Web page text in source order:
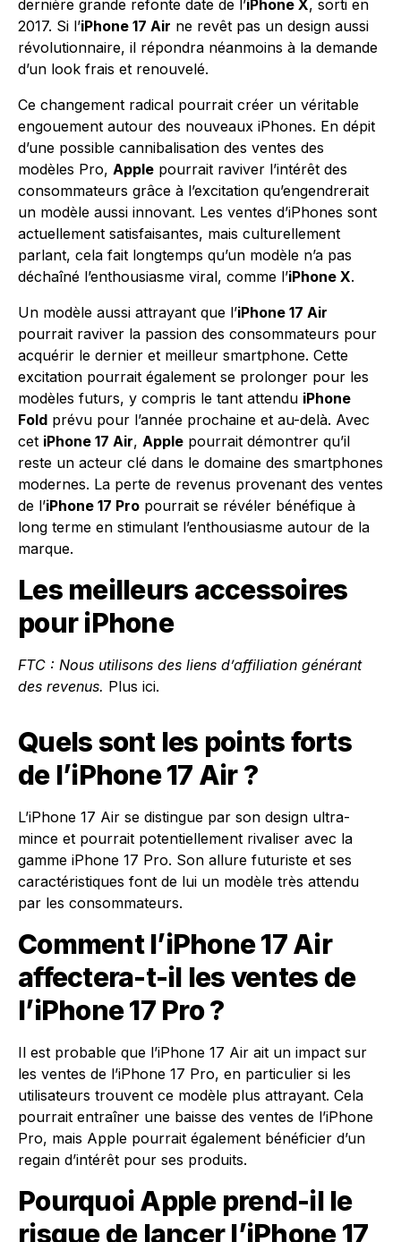
dernière grande refonte date de l’iPhone X, sorti en
2017. Si l’iPhone 17 Air ne revêt pas un design aussi
révolutionnaire, il répondra néanmoins à la demande
d’un look frais et renouvelé.
Ce changement radical pourrait créer un véritable
engouement autour des nouveaux iPhones. En dépit
d’une possible cannibalisation des ventes des
modèles Pro, Apple pourrait raviver l’intérêt des
consommateurs grâce à l’excitation qu’engendrerait
un modèle aussi innovant. Les ventes d’iPhones sont
actuellement satisfaisantes, mais culturellement
parlant, cela fait longtemps qu’un modèle n’a pas
déchaîné l’enthousiasme viral, comme l’iPhone X.
Un modèle aussi attrayant que l’iPhone 17 Air
pourrait raviver la passion des consommateurs pour
acquérir le dernier et meilleur smartphone. Cette
excitation pourrait également se prolonger pour les
modèles futurs, y compris le tant attendu iPhone
Fold prévu pour l’année prochaine et au-delà. Avec
cet iPhone 17 Air, Apple pourrait démontrer qu’il
reste un acteur clé dans le domaine des smartphones
modernes. La perte de revenus provenant des ventes
de l’iPhone 17 Pro pourrait se révéler bénéfique à
long terme en stimulant l’enthousiasme autour de la
marque.
Les meilleurs accessoires
pour iPhone
FTC : Nous utilisons des liens d’affiliation générant
des revenus. Plus ici.
Quels sont les points forts
de l’iPhone 17 Air ?
L’iPhone 17 Air se distingue par son design ultra-
mince et pourrait potentiellement rivaliser avec la
gamme iPhone 17 Pro. Son allure futuriste et ses
caractéristiques font de lui un modèle très attendu
par les consommateurs.
Comment l’iPhone 17 Air
affectera-t-il les ventes de
l’iPhone 17 Pro ?
Il est probable que l’iPhone 17 Air ait un impact sur
les ventes de l’iPhone 17 Pro, en particulier si les
utilisateurs trouvent ce modèle plus attrayant. Cela
pourrait entraîner une baisse des ventes de l’iPhone
Pro, mais Apple pourrait également bénéficier d’un
regain d’intérêt pour ses produits.
Pourquoi Apple prend-il le
risque de lancer l’iPhone 17